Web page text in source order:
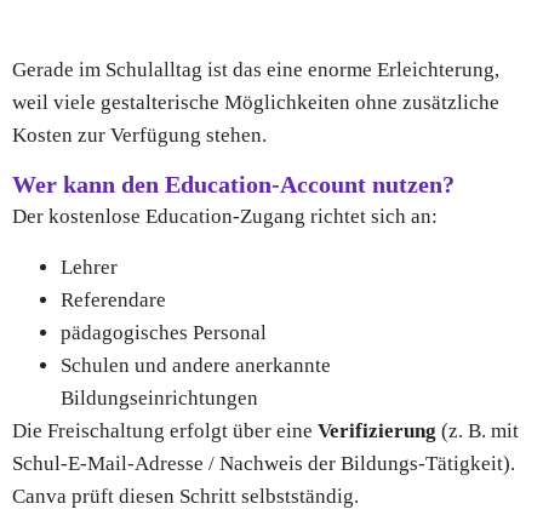
Gerade im Schulalltag ist das eine enorme Erleichterung,
weil viele gestalterische Möglichkeiten ohne zusätzliche
Kosten zur Verfügung stehen.
Wer kann den Education-Account nutzen?
Der kostenlose Education-Zugang richtet sich an:
Lehrer
Referendare
pädagogisches Personal
Schulen und andere anerkannte
Bildungseinrichtungen
Die Freischaltung erfolgt über eine Verifizierung (z. B. mit
Schul-E-Mail-Adresse / Nachweis der Bildungs-Tätigkeit).
Canva prüft diesen Schritt selbstständig.